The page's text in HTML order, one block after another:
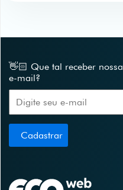
👋🏻 Que tal receber
e-mail?
Cadastrar